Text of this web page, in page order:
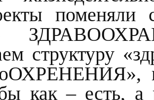
поменяли
структуру
как – есть, а